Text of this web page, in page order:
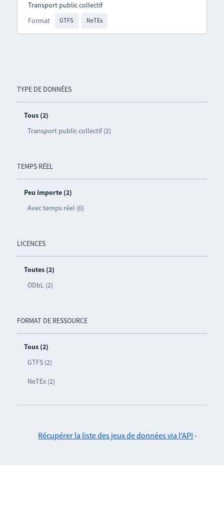
TYPE DE DONNÉES
Tous (2)
Transport public collectif (2)
TEMPS RÉEL
Peu importe (2)
Avec temps réel (0)
LICENCES
Toutes (2)
ODbL (2)
FORMAT DE RESSOURCE
Tous (2)
GTFS (2)
NeTEx (2)
Format GTFS NeTEx
Transport public collectif
Récupérer la liste des jeux de données via l'API -